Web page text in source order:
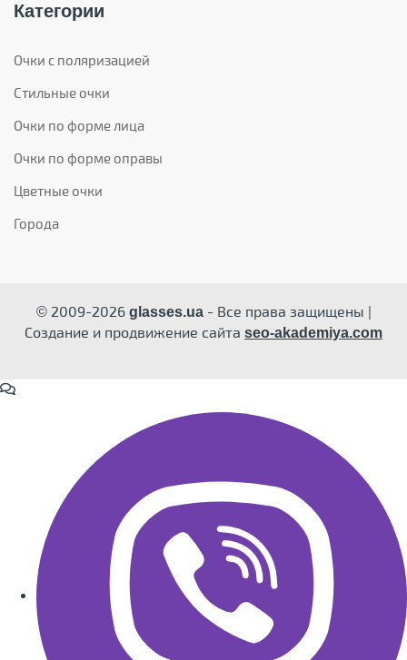
Категории
Очки с поляризацией
Стильные очки
Очки по форме лица
Очки по форме оправы
Цветные очки
Города
© 2009-2026glasses.ua- Все права защищены |
Создание и продвижение сайта seo-akademiya.com